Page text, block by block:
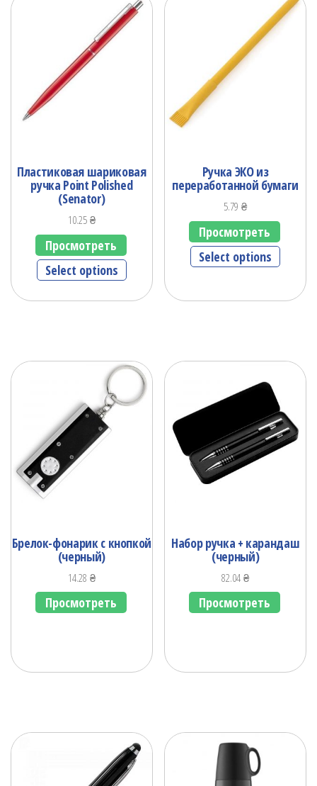
Пластиковая шариковая
ручка Point Polished
(Senator)
10.25₴
Просмотреть
Select options
Ручка ЭКO из
переработанной бумаги
5.79₴
Просмотреть
Select options
Брелок-фонарик с кнопкой
(черный)
14.28 ₴
Просмотреть
Набор ручка + карандаш
(черный)
82.04₴
Просмотреть